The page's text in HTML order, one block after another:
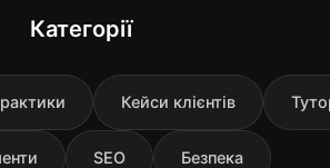
Категорії
Кейси клієнтів
SEO Безпека